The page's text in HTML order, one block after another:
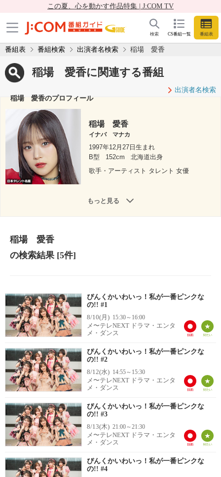
この夏、心を動かす作品特集 | J:COM TV
CS番組一覧 番組表
検索
番組表 番組検索 出演者名検索 稲場 愛香
稲場 愛香に関連する番組
出演者名検索
稲場 愛香のプロフィール
稲場 愛香
イナバ マナカ
1997年12月27日生まれ
B型
152cm
北海道出身
歌手・アーティスト タレント 女優
もっと見る
稲場 愛香
の検索結果[5件]
ぴんくかいわいっ！私が一番ピンクな
の!! #1
8/10(月) 15:30～16:00
メ〜テレNEXT ドラマ・エンタ
メ・ダンス
ぴんくかいわいっ！私が一番ピンクな
の!! #2
8/12(水) 14:55～15:30
メ〜テレNEXT ドラマ・エンタ
メ・ダンス
ぴんくかいわいっ！私が一番ピンクな
の!! #3
8/13(木) 21:00～21:30
メ〜テレNEXT ドラマ・エンタ
メ・ダンス
ぴんくかいわいっ！私が一番ピンクな
の!! #4